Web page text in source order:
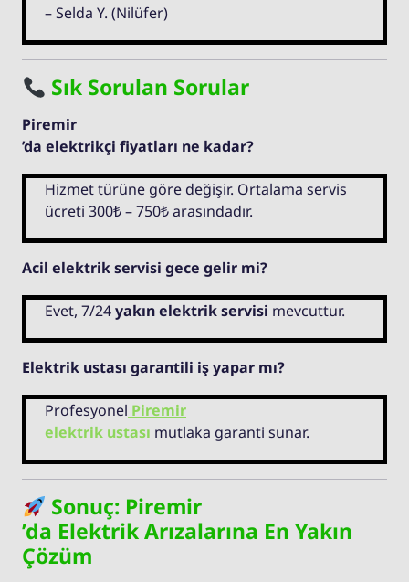
– Selda Y. (Nilüfer)
Sık Sorulan Sorular
Piremir
’da elektrikçi fiyatları ne kadar?
Hizmet türüne göre değişir. Ortalama servis
ücreti 300₺ – 750₺ arasındadır.
Acil elektrik servisi gece gelir mi?
Evet, 7/24yakın elektrik servisi mevcuttur.
Elektrik ustası garantili iş yapar mı?
Profesyonel Piremir
elektrik ustası mutlaka garanti sunar.
Sonuç: Piremir
’da Elektrik Arızalarına En Yakın
Çözüm